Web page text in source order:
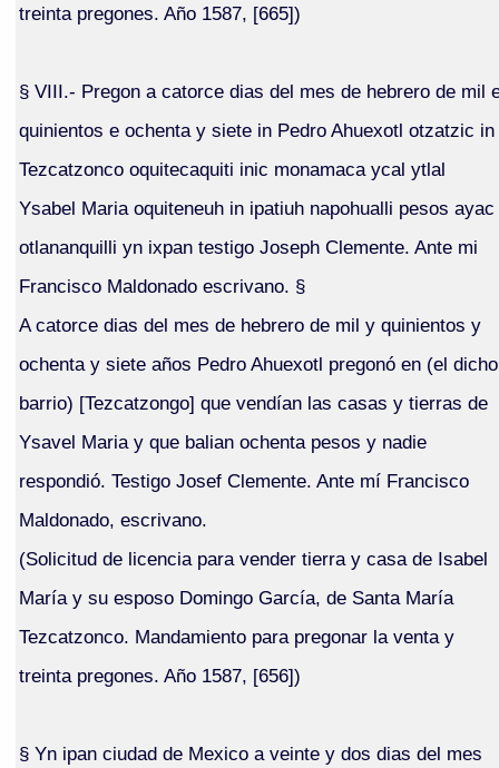
treinta pregones. Año 1587, [665])
§ VIII.- Pregon a catorce dias del mes de hebrero de mil
quinientos e ochenta y siete in Pedro Ahuexotl otzatzic in
Tezcatzonco oquitecaquiti inic monamaca ycal ytlal
Ysabel Maria oquiteneuh in ipatiuh napohualli pesos ayac
otlananquilli yn ixpan testigo Joseph Clemente. Ante mi
Francisco Maldonado escrivano. §
A catorce dias del mes de hebrero de mil y quinientos y
ochenta y siete años Pedro Ahuexotl pregonó en (el dicho
barrio) [Tezcatzongo] que vendían las casas y tierras de
Ysavel Maria y que balian ochenta pesos y nadie
respondió. Testigo Josef Clemente. Ante mí Francisco
Maldonado, escrivano.
(Solicitud de licencia para vender tierra y casa de Isabel
María y su esposo Domingo García, de Santa María
Tezcatzonco. Mandamiento para pregonar la venta y
treinta pregones. Año 1587, [656])
§ Yn ipan ciudad de Mexico a veinte y dos dias del mes